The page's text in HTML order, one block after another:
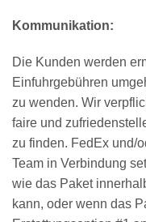
Kommunikation:
Die Kunden werden
Einfuhrgebühren
zu wenden. Wir
faire und
zu finden. FedEx und/
Team in Verbindung
wie das Paket
kann, oder wenn das